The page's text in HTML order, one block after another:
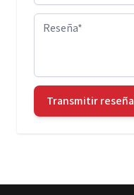
Reseña
Transmitir